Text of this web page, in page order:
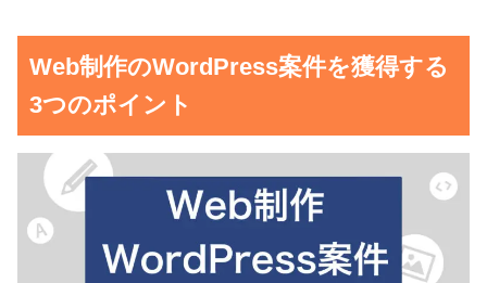
Web制作のWordPress案件を獲得する
3つのポイント